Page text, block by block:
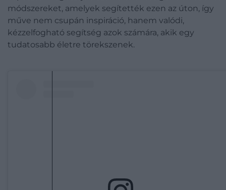
módszereket, amelyek segítették ezen az úton, így
műve nem csupán inspiráció, hanem valódi,
kézzelfogható segítség azok számára, akik egy
tudatosabb életre törekszenek.